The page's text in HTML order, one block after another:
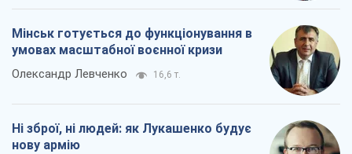
Мінськ готується до функціонування в
умовах масштабної воєнної кризи
Олександр Левченко 16,6 т.
Ні зброї, ні людей: як Лукашенко будує
нову армію